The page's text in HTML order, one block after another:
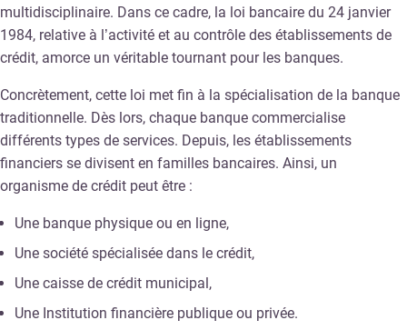
multidisciplinaire. Dans ce cadre, la loi bancaire du 24 janvier
1984, relative à l’activité et au contrôle des établissements de
crédit, amorce un véritable tournant pour les banques.
Concrètement, cette loi met fin à la spécialisation de la banque
traditionnelle. Dès lors, chaque banque commercialise
différents types de services. Depuis, les établissements
financiers se divisent en familles bancaires. Ainsi, un
organisme de crédit peut être :
Une banque physique ou en ligne,
Une société spécialisée dans le crédit,
Une caisse de crédit municipal,
Une Institution financière publique ou privée.